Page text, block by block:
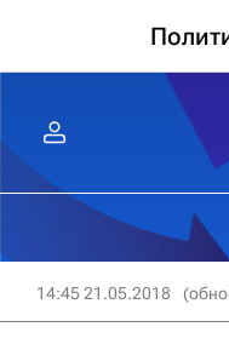
14:45 21.05.2018